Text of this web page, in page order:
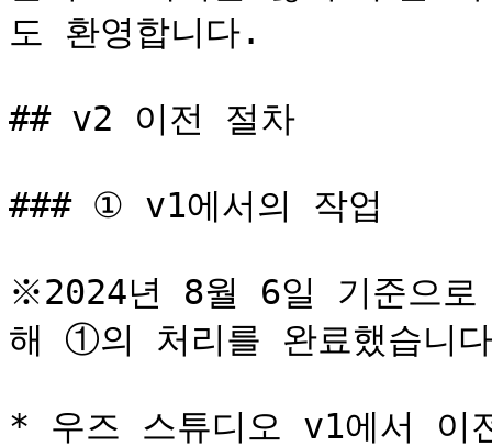
도 환영합니다.
## v2 이전 절차
### ① v1에서의 작업
※2024년 8월 6일 기준으
해 ①의 처리를 완료했습니
* 우즈 스튜디오 v1에서 이